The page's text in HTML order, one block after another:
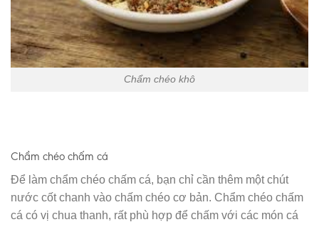
Chẩm chéo khô
Chẩm chéo chấm cá
Để làm chẩm chéo chấm cá, bạn chỉ cần thêm một chút
nước cốt chanh vào chấm chéo cơ bản. Chẩm chéo chấm
cá có vị chua thanh, rất phù hợp để chấm với các món cá